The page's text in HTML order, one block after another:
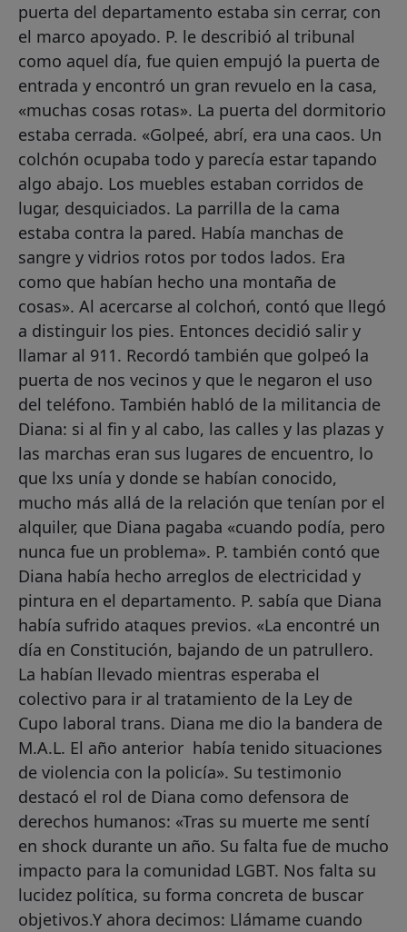
puerta del departamento estaba sin cerrar, con
el marco apoyado. P. le describió al tribunal
como aquel día, fue quien empujó la puerta de
entrada y encontró un gran revuelo en la casa,
«muchas cosas rotas». La puerta del dormitorio
estaba cerrada. «Golpeé, abrí, era una caos. Un
colchón ocupaba todo y parecía estar tapando
algo abajo. Los muebles estaban corridos de
lugar, desquiciados. La parrilla de la cama
estaba contra la pared. Había manchas de
sangre y vidrios rotos por todos lados. Era
como que habían hecho una montaña de
cosas». Al acercarse al colchoń, contó que llegó
a distinguir los pies. Entonces decidió salir y
llamar al 911. Recordó también que golpeó la
puerta de nos vecinos y que le negaron el uso
del teléfono. También habló de la militancia de
Diana: si al fin y al cabo, las calles y las plazas y
las marchas eran sus lugares de encuentro, lo
que lxs unía y donde se habían conocido,
mucho más allá de la relación que tenían por el
alquiler, que Diana pagaba «cuando podía, pero
nunca fue un problema». P. también contó que
Diana había hecho arreglos de electricidad y
pintura en el departamento. P. sabía que Diana
había sufrido ataques previos. «La encontré un
día en Constitución, bajando de un patrullero.
La habían llevado mientras esperaba el
colectivo para ir al tratamiento de la Ley de
Cupo laboral trans. Diana me dio la bandera de
M.A.L. El año anterior había tenido situaciones
de violencia con la policía». Su testimonio
destacó el rol de Diana como defensora de
derechos humanos: «Tras su muerte me sentí
en shock durante un año. Su falta fue de mucho
impacto para la comunidad LGBT. Nos falta su
lucidez política, su forma concreta de buscar
objetivos.Y ahora decimos: Llámame cuando